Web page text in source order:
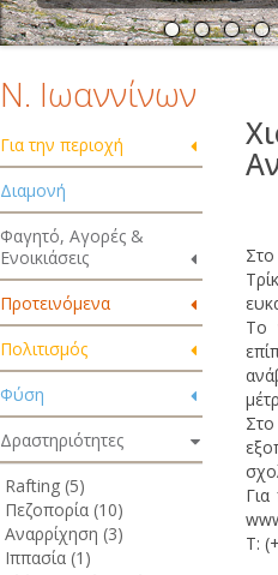
Ν. Ιωαννίνων
Για την περιοχή
Διαμονή
Φαγητό, Αγορές &
Ενοικιάσεις
Προτεινόμενα
Πολιτισμός
Φύση
Δραστηριότητες
Rafting (5)
Πεζοπορία (10)
Αναρρίχηση (3)
Ιππασία (1)
Το
Τ: